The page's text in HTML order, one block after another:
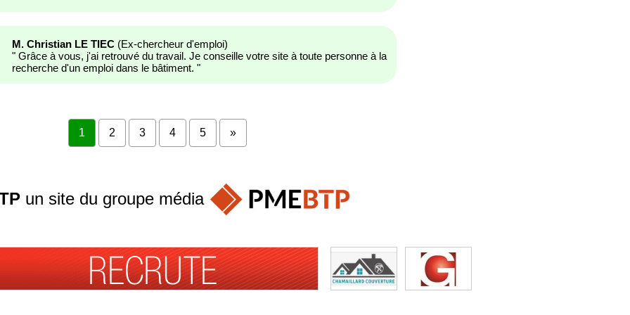
M. Christian LE TIEC (Ex-chercheur d'emploi)
" Grâce à vous, j'ai retrouvé du travail. Je conseille votre site à toute personne à la
recherche d'un emploi dans le bâtiment. "
1 2 3 4 5 »
un site du groupe média